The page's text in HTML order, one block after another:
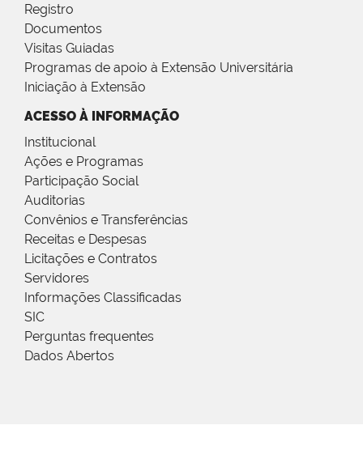
Registro
Documentos
Visitas Guiadas
Programas de apoio à Extensão Universitária
Iniciação à Extensão
ACESSO À INFORMAÇÃO
Institucional
Ações e Programas
Participação Social
Auditorias
Convênios e Transferências
Receitas e Despesas
Licitações e Contratos
Servidores
Informações Classificadas
SIC
Perguntas frequentes
Dados Abertos